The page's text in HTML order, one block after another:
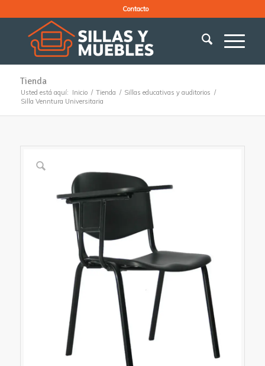
Contacto
Tienda
Usted está aquí: Inicio / Tienda / Sillas educativas y auditorios /
Silla Venntura Universitaria